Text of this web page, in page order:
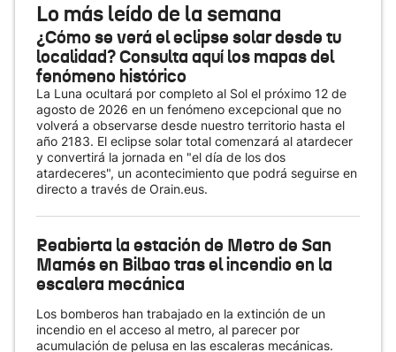
Lo más leído de la semana
¿Cómo se verá el eclipse solar desde tu
localidad? Consulta aquí los mapas del
fenómeno histórico
La Luna ocultará por completo al Sol el próximo 12 de
agosto de 2026 en un fenómeno excepcional que no
volverá a observarse desde nuestro territorio hasta el
año 2183. El eclipse solar total comenzará al atardecer
y convertirá la jornada en "el día de los dos
atardeceres", un acontecimiento que podrá seguirse en
directo a través de Orain.eus.
Reabierta la estación de Metro de San
Mamés en Bilbao tras el incendio en la
escalera mecánica
Los bomberos han trabajado en la extinción de un
incendio en el acceso al metro, al parecer por
acumulación de pelusa en las escaleras mecánicas.